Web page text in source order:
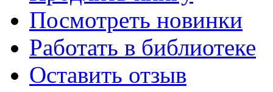
Посмотреть новинки
Работать в библиотеке
Оставить отзыв